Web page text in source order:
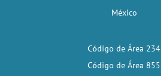
México
Código de Área 234
Código de Área 855